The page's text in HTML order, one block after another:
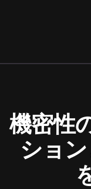
機密性
ショ